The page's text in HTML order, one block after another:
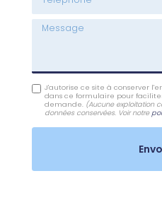
Message
J'autorise ce site à conserver
dans ce formulaire pour
demande. (Aucune exploitation
données conservées. Voir notre